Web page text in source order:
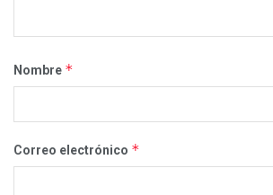
Nombre *
Correo electrónico *